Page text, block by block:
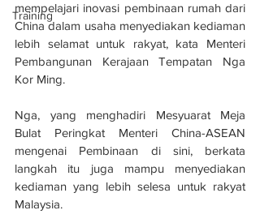
Training
mempelajari inovasi pembinaan rumah dari
China dalam usaha menyediakan kediaman
lebih selamat untuk rakyat, kata Menteri
Pembangunan Kerajaan Tempatan Nga
Kor Ming.
Nga, yang menghadiri Mesyuarat Meja
Bulat Peringkat Menteri China-ASEAN
mengenai Pembinaan di sini, berkata
langkah itu juga mampu menyediakan
kediaman yang lebih selesa untuk rakyat
Malaysia.